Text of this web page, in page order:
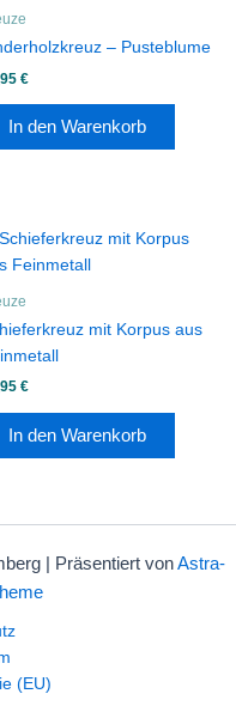
– Pusteblume
€
In den Warenkorb
mit Korpus aus
€
In den Warenkorb
| Präsentiert vonAstra-
(EU)